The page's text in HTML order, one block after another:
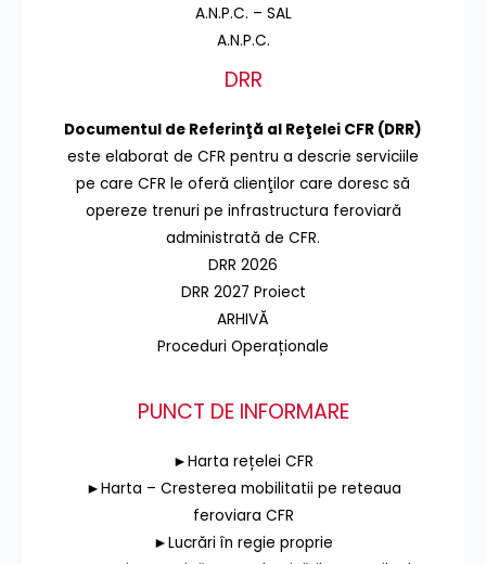
A.N.P.C. – SAL
A.N.P.C.
DRR
Documentul de Referinţă al Reţelei CFR (DRR)
este elaborat de CFR pentru a descrie serviciile
pe care CFR le oferă clienţilor care doresc să
opereze trenuri pe infrastructura feroviară
administrată de CFR.
DRR 2026
DRR 2027 Proiect
ARHIVĂ
Proceduri Operaționale
PUNCT DE INFORMARE
►Harta rețelei CFR
►Harta – Cresterea mobilitatii pe reteaua
feroviara CFR
►Lucrări în regie proprie